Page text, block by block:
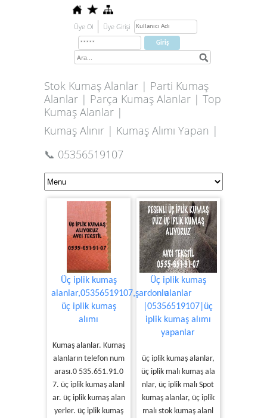
Üye Ol Üye Girişi
Stok Kumaş Alanlar | Parti Kumaş
Alanlar | Parça Kumaş Alanlar | Top
Kumaş Alanlar |
Kumaş Alınır | Kumaş Alımı Yapan |
📞 05356519107
Üç iplik kumaş
alanlar,05356519107,şardonlu
üç iplik kumaş
alımı
Kumaş alanlar. Kumaş
alanların telefon num
arası.0 535.651.91.0
7. üç iplik kumaş alanl
ar. üç iplik kumaş alan
yerler. üç iplik kumaş
Üç iplik kumaş
alanlar
|05356519107|üç
iplik kumaş alımı
yapanlar
üç iplik kumaş alanlar,
üç iplik malı kumaş ala
nlar, üç iplik malı Spot
kumaş alanlar, üç iplik
malı stok kumaş alanl